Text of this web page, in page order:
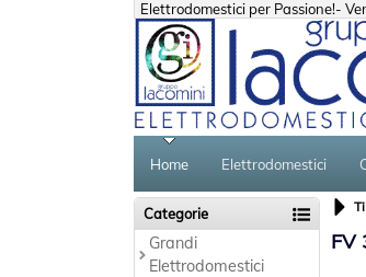
Elettrodomestici per Passione!-
Home Elettrodomestici
Categorie
Grandi
Elettrodomestici
FV